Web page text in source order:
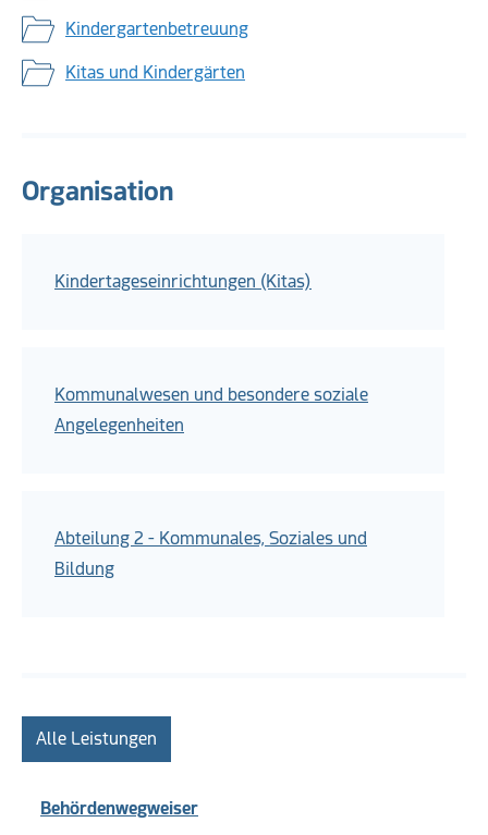
Kindergartenbetreuung
Kitas und Kindergärten
Organisation
Kindertageseinrichtungen (Kitas)
Kommunalwesen und besondere soziale
Angelegenheiten
Abteilung 2 - Kommunales, Soziales und
Bildung
Alle Leistungen
Behördenwegweiser